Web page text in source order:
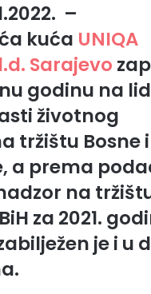
. –
kuća UNIQA
Sarajevo
godinu na
životnog
tržištu Bosne i
a prema
na
za 2021.
je i u